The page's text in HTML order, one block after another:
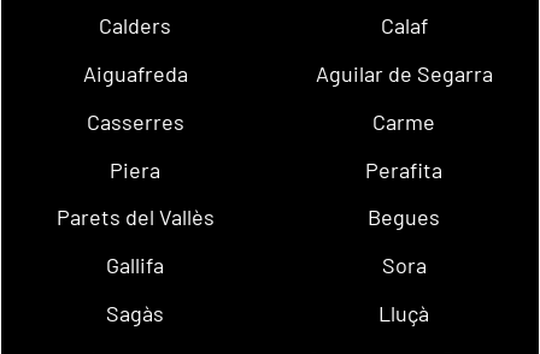
Calders
Calaf
Aiguafreda
Aguilar de Segarra
Casserres
Carme
Piera
Perafita
Parets del Vallès
Begues
Gallifa
Sora
Sagàs
Lluçà